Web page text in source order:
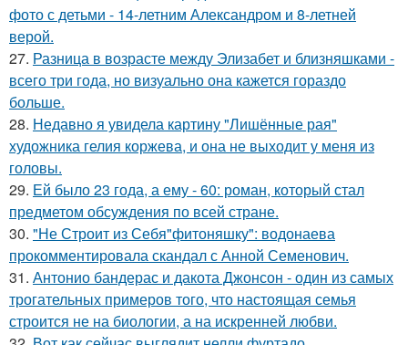
фото с детьми - 14-летним Александром и 8-летней
верой.
27. Разница в возрасте между Элизабет и близняшками -
всего три года, но визуально она кажется гораздо
больше.
28. Недавно я увидела картину "Лишённые рая"
художника гелия коржева, и она не выходит у меня из
головы.
29. Ей было 23 года, а ему - 60: роман, который стал
предметом обсуждения по всей стране.
30. "Не Строит из Себя"фитоняшку": водонаева
прокомментировала скандал с Анной Семенович.
31. Антонио бандерас и дакота Джонсон - один из самых
трогательных примеров того, что настоящая семья
строится не на биологии, а на искренней любви.